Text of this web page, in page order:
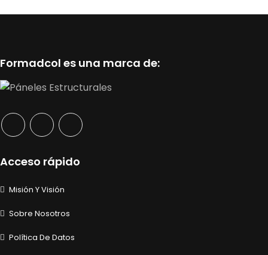
Formadcol es una marca de:
Acceso rápido
Misión Y Visión
Sobre Nosotros
Política De Datos